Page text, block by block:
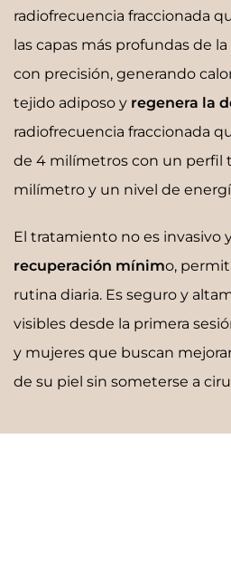
radiofrecuencia fraccionada
las capas más profundas de
con precisión, generando
tejido adiposo y regenera la
radiofrecuencia fraccionada
de 4 milímetros con un perfil
milímetro y un nivel de
El tratamiento no es invasivo
recuperación mínimo,
rutina diaria. Es seguro y
visibles desde la primera
y mujeres que buscan
de su piel sin someterse a